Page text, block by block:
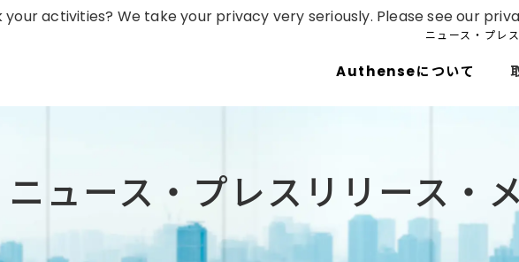
ニュース・プレ
Authenseについて
ニュース・プレスリリース・
activities? We take your privacy very seriously. Please see our